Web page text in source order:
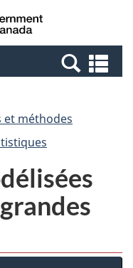
Canada
et
et méthodes